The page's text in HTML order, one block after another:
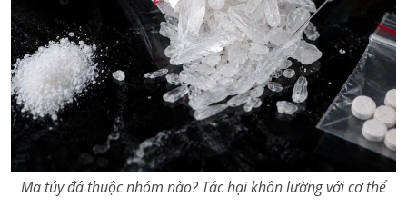
Ma túy đá thuộc nhóm nào? Tác hại khôn lường với cơ thể